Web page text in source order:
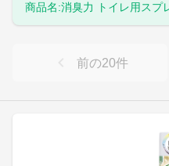
商品名:消臭力 トイレ用スプ
前の20件